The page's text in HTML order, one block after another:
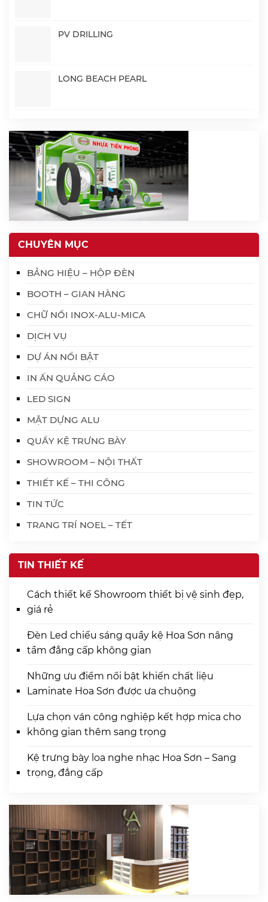
PV DRILLING
LONG BEACH PEARL
CHUYÊN MỤC
BẢNG HIỆU – HỘP ĐÈN
BOOTH – GIAN HÀNG
CHỮ NỔI INOX-ALU-MICA
DỊCH VỤ
DỰ ÁN NỔI BẬT
IN ẤN QUẢNG CÁO
LED SIGN
MẶT DỰNG ALU
QUẦY KỆ TRƯNG BÀY
SHOWROOM – NỘI THẤT
THIẾT KẾ – THI CÔNG
TIN TỨC
TRANG TRÍ NOEL – TẾT
TIN THIẾT KẾ
Cách thiết kế Showroom thiết bị vệ sinh đẹp,
giá rẻ
Đèn Led chiếu sáng quầy kệ Hoa Sơn nâng
tầm đẳng cấp không gian
Những ưu điểm nổi bật khiến chất liệu
Laminate Hoa Sơn được ưa chuộng
Lựa chọn ván công nghiệp kết hợp mica cho
không gian thêm sang trọng
Kệ trưng bày loa nghe nhạc Hoa Sơn – Sang
trọng, đẳng cấp